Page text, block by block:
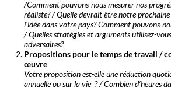
/Comment pouvons-nous mesurer nos
réaliste? / Quelle devrait être notre
l’idée dans votre pays? Comment pouvons-
/ Quelles stratégies et arguments utilisez-
adversaires?
Propositions pour le temps de travail /
œuvre
Votre proposition est-elle une réduction
annuelle ou sur la vie ? / Combien d’heures